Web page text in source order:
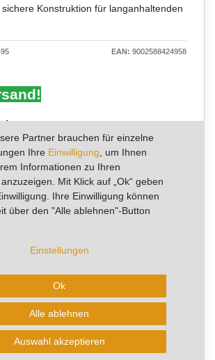
Konstruktion für langanhaltenden
EAN: 9002588424958
*
€ / Stück
RABATT -32%
Lieferzeit.
In den Warenkorb
Partner brauchen für einzelne
Ihre Einwilligung , um Ihnen
Informationen zu Ihren
Mit Klick auf „Ok“ geben
Ihre Einwilligung können
über den "Alle ablehnen"-Button
Einstellungen
Ok
Alle ablehnen
Auswahl akzeptieren